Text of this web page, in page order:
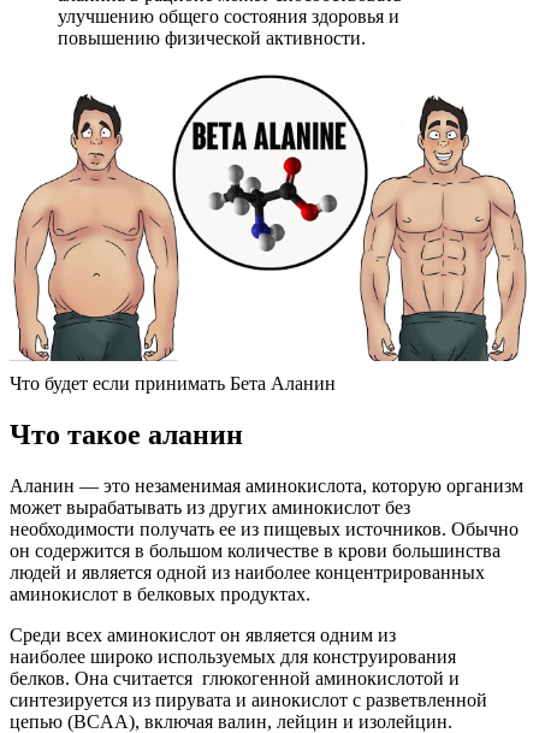
улучшению общего состояния здоровья и
повышению физической активности.
Что будет если принимать Бета Аланин
Что такое аланин
Аланин — это незаменимая аминокислота, которую организм
может вырабатывать из других аминокислот без
необходимости получать ее из пищевых источников. Обычно
он содержится в большом количестве в крови большинства
людей и является одной из наиболее концентрированных
аминокислот в белковых продуктах.
Среди всех аминокислот он является одним из
наиболее широко используемых для конструирования
белков. Она считается глюкогенной аминокислотой и
синтезируется из пирувата и аинокислот с разветвленной
цепью (BCAA), включая валин, лейцин и изолейцин.